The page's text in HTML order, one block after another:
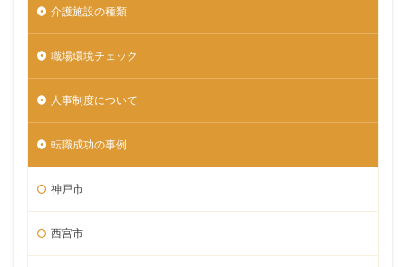
介護施設の種類
職場環境チェック
人事制度について
転職成功の事例
神戸市
西宮市